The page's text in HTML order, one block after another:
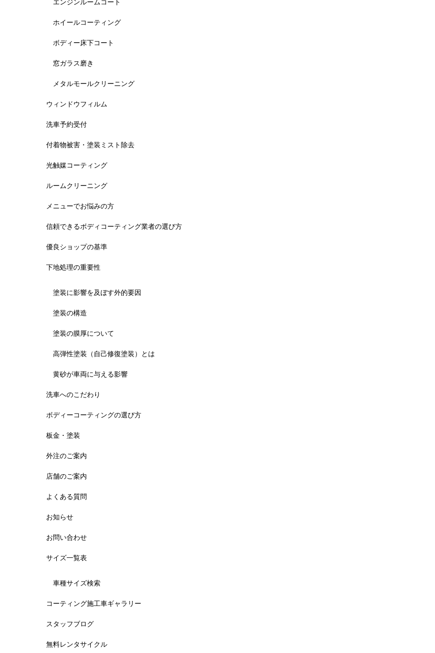
エンジンルームコート
ホイールコーティング
ボディー床下コート
窓ガラス磨き
メタルモールクリーニング
ウィンドウフィルム
洗車予約受付
付着物被害・塗装ミスト除去
光触媒コーティング
ルームクリーニング
メニューでお悩みの方
信頼できるボディコーティング業者の選び方
優良ショップの基準
下地処理の重要性
塗装に影響を及ぼす外的要因
塗装の構造
塗装の膜厚について
高弾性塗装（自己修復塗装）とは
黄砂が車両に与える影響
洗車へのこだわり
ボディーコーティングの選び方
板金・塗装
外注のご案内
店舗のご案内
よくある質問
お知らせ
お問い合わせ
サイズ一覧表
車種サイズ検索
コーティング施工車ギャラリー
スタッフブログ
無料レンタサイクル